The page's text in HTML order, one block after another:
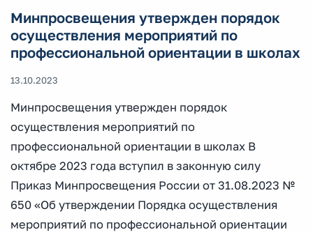
Минпросвещения утвержден порядок
осуществления мероприятий по
профессиональной ориентации в школах
13.10.2023
Минпросвещения утвержден порядок
осуществления мероприятий по
профессиональной ориентации в школах В
октябре 2023 года вступил в законную силу
Приказ Минпросвещения России от 31.08.2023 №
650 «Об утверждении Порядка осуществления
мероприятий по профессиональной ориентации